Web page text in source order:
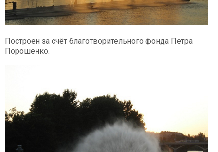
Построен за счёт благотворительного фонда Петра
Порошенко.